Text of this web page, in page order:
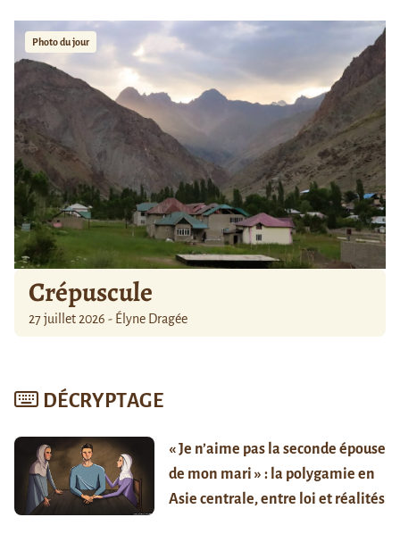
Photo du jour
Crépuscule
27 juillet 2026 - Élyne Dragée
DÉCRYPTAGE
« Je n’aime pas la seconde épouse
de mon mari » : la polygamie en
Asie centrale, entre loi et réalités